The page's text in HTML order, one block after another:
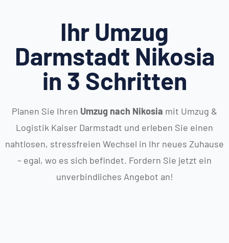
Ihr Umzug
Darmstadt Nikosia
in 3 Schritten
Planen Sie Ihren Umzug nach Nikosia mit Umzug &
Logistik Kaiser Darmstadt und erleben Sie einen
nahtlosen, stressfreien Wechsel in Ihr neues Zuhause
– egal, wo es sich befindet. Fordern Sie jetzt ein
unverbindliches Angebot an!